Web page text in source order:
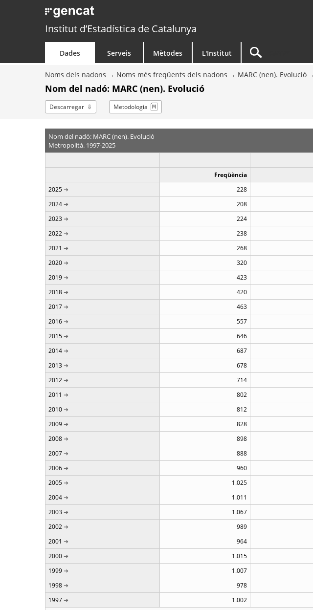
Institut d’Estadística de Catalunya
Dades Serveis Mètodes L'Institut
Noms dels nadons Noms més freqüents dels nadons MARC (nen). Evolució
Nom del nadó: MARC (nen). Evolució
Descarregar Metodologia
Nom del nadó: MARC (nen). Evolució
Metropolità. 1997-2025
Freqüència
2025
228
2024
208
2023
224
2022
238
2021
268
2020
320
2019
423
2018
420
2017
463
2016
557
2015
646
2014
687
2013
678
2012
714
2011
802
2010
812
2009
828
2008
898
2007
888
2006
960
2005
1.025
2004
1.011
2003
1.067
2002
989
2001
964
2000
1.015
1999
1.007
1998
978
1997
1.002